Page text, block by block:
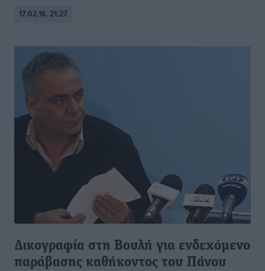
17.02.16, 21:27
Δικογραφία στη Βουλή για ενδεχόμενο
παράβασης καθήκοντος του Πάνου